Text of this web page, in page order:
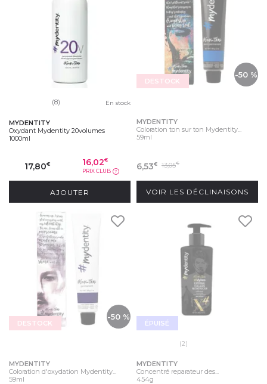
(8) En stock
MYDENTITY
Oxydant Mydentity 20volumes
1000ml
17,80€ 16,02€
PRIX CLUB ?
AJOUTER
DESTOCK
-50 %
MYDENTITY
Coloration ton sur ton Mydentity...
59ml
6,53€ 13,05€
VOIR LES DÉCLINAISONS
DESTOCK
-50 %
MYDENTITY
Coloration d'oxydation Mydentity...
59ml
ÉPUISÉ
(2)
MYDENTITY
Concentré reparateur des...
454g